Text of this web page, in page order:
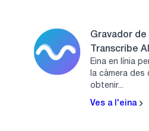
Gravador de
Transcribe AI
Eina en línia
la càmera des
obtenir...
Ves a l'eina